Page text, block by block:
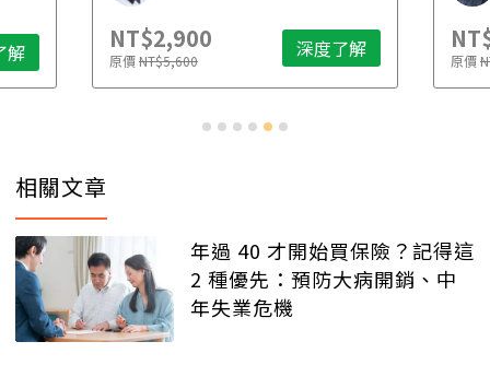
解 NT$2,900
原價NT$5,600 深度了解 原價
相關文章
年過 40 才開始買保險？記得這
2 種優先：預防大病開銷、中
年失業危機